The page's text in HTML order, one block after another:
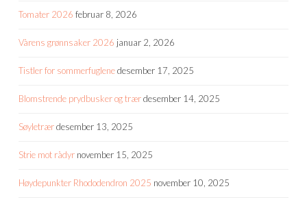
Tomater 2026 februar 8, 2026
Vårens grønnsaker 2026 januar 2, 2026
Tistler for sommerfuglenedesember 17, 2025
Blomstrende prydbusker og trærdesember 14, 2025
Søyletrærdesember 13, 2025
Strie mot rådyr november 15, 2025
Høydepunkter Rhododendron 2025 november 10, 2025